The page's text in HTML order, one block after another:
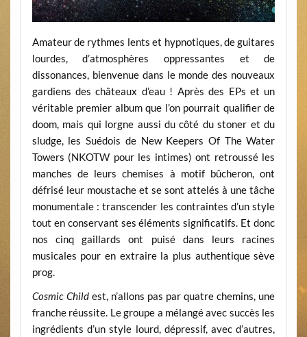
Amateur de rythmes lents et hypnotiques, de guitares
lourdes, d’atmosphères oppressantes et de
dissonances, bienvenue dans le monde des nouveaux
gardiens des châteaux d’eau ! Après des EPs et un
véritable premier album que l’on pourrait qualifier de
doom, mais qui lorgne aussi du côté du stoner et du
sludge, les Suédois de New Keepers Of The Water
Towers (NKOTW pour les intimes) ont retroussé les
manches de leurs chemises à motif bûcheron, ont
défrisé leur moustache et se sont attelés à une tâche
monumentale : transcender les contraintes d’un style
tout en conservant ses éléments significatifs. Et donc
nos cinq gaillards ont puisé dans leurs racines
musicales pour en extraire la plus authentique sève
prog.
Cosmic Childest, n’allons pas par quatre chemins, une
franche réussite. Le groupe a mélangé avec succès les
ingrédients d’un style lourd, dépressif, avec d’autres,